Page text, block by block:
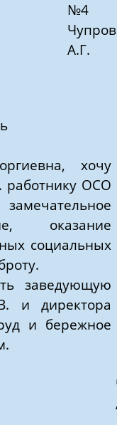
№4
А.Г.
хочу
работнику ОСО
оказание
социальных
заведующую
директора
и бережное